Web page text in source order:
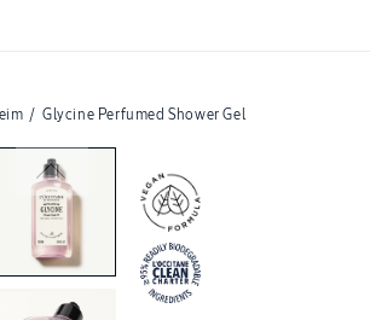
/ Glycine Perfumed Shower Gel